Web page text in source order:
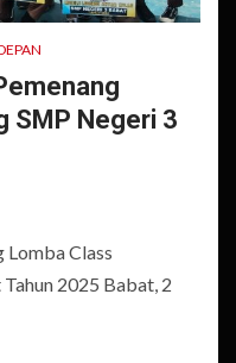
SMP Negeri 3
Lomba Class
2025 Babat, 2